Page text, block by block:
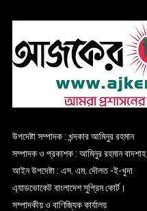
উপদেষ্টা সম্পাদক : খন্দকার আমিনুর রহমান
সম্পাদক ও প্রকাশক : আমিনুর রহমান বাদশাহ
আইন উপদেষ্টা : এস. এম. দৌলত -ই-খুদা
এ্যাডভোকেট বাংলাদেশ সুপ্রিম কোর্ট।
সম্পাদকীয় ও বাণিজ্যিক কার্যালয়